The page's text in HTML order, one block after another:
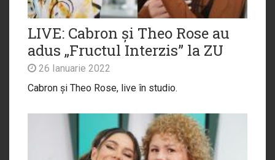
LIVE: Cabron și Theo Rose au
adus „Fructul Interzis” la ZU
26 Ianuarie 2022
Cabron și Theo Rose, live în studio.